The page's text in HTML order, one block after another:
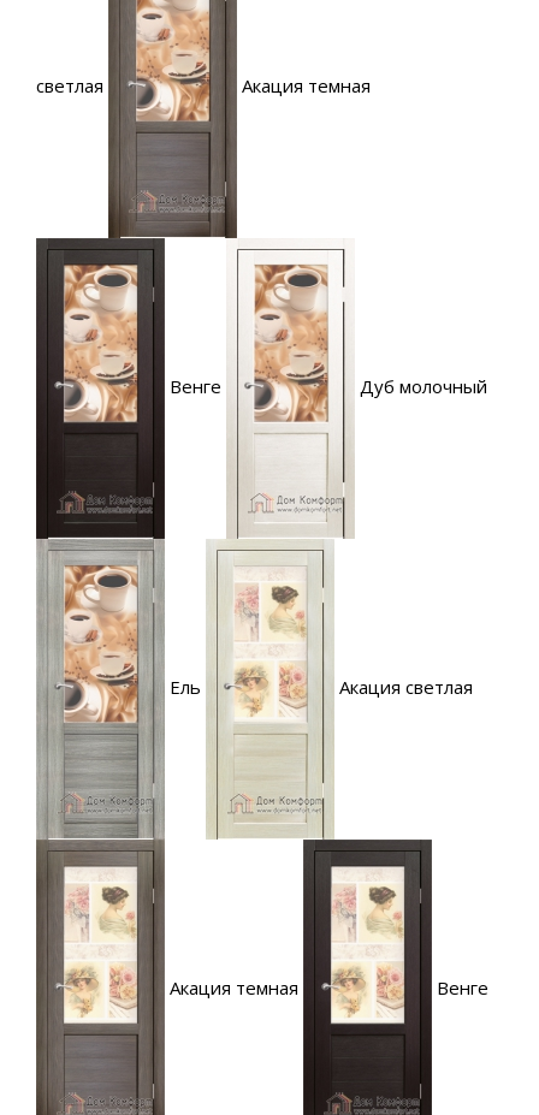
светлая Акация темная
Венге Дуб молочный
Ель Акация светлая
Акация темная Венге